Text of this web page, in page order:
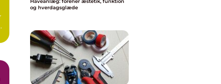
og hverdagsglæde